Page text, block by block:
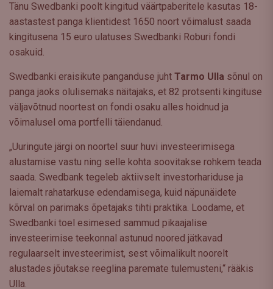
Tänu Swedbanki poolt kingitud väärtpaberitele kasutas 18-
aastastest panga klientidest 1650 noort võimalust saada
kingitusena 15 euro ulatuses Swedbanki Roburi fondi
osakuid.
Swedbanki eraisikute panganduse juht Tarmo Ulla sõnul on
panga jaoks olulisemaks näitajaks, et 82 protsenti kingituse
väljavõtnud noortest on fondi osaku alles hoidnud ja
võimalusel oma portfelli täiendanud.
„Uuringute järgi on noortel suur huvi investeerimisega
alustamise vastu ning selle kohta soovitakse rohkem teada
saada. Swedbank tegeleb aktiivselt investorhariduse ja
laiemalt rahatarkuse edendamisega, kuid näpunäidete
kõrval on parimaks õpetajaks tihti praktika. Loodame, et
Swedbanki toel esimesed sammud pikaajalise
investeerimise teekonnal astunud noored jätkavad
regulaarselt investeerimist, sest võimalikult noorelt
alustades jõutakse reeglina paremate tulemusteni,“ rääkis
Ulla.